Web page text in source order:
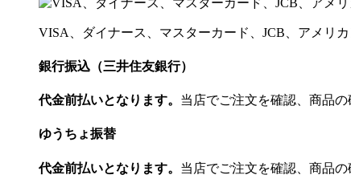
VISA、ダイナース、マスターカード、JCB、アメリ
銀行振込（三井住友銀行）
代金前払いとなります。 当店でご注文を確認、商品
ゆうちょ振替
代金前払いとなります。 当店でご注文を確認、商品